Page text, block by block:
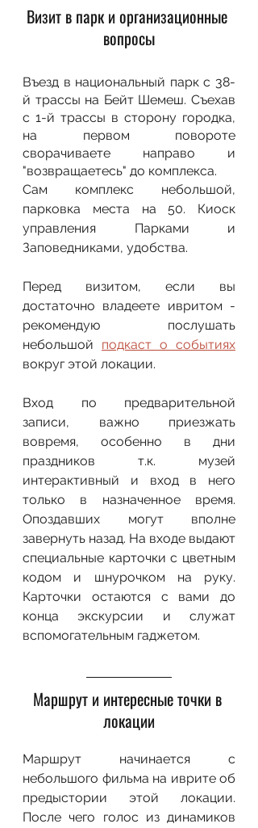
Визит в парк и организационные
вопросы
Въезд в национальный парк с 38-
й трассы на Бейт Шемеш. Съехав
с 1-й трассы в сторону городка,
на первом повороте
сворачиваете направо и
"возвращаетесь" до комплекса.
Сам комплекс небольшой,
парковка места на 50. Киоск
управления Парками и
Заповедниками, удобства.
Перед визитом, если вы
достаточно владеете ивритом -
рекомендую послушать
небольшой подкаст о событиях
вокруг этой локации.
Вход по предварительной
записи, важно приезжать
вовремя, особенно в дни
праздников т.к. музей
интерактивный и вход в него
только в назначенное время.
Опоздавших могут вполне
завернуть назад. На входе выдают
специальные карточки с цветным
кодом и шнурочком на руку.
Карточки остаются с вами до
конца экскурсии и служат
вспомогательным гаджетом.
Маршрут и интересные точки в
локации
Маршрут начинается с
небольшого фильма на иврите об
предыстории этой локации.
После чего голос из динамиков